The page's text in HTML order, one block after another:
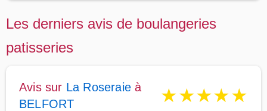
Les derniers avis de boulangeries
patisseries
Avis sur La Roseraie à
BELFORT
★★★★★